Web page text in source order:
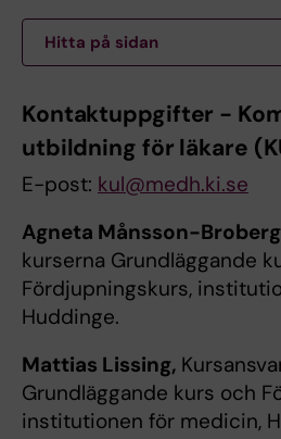
Hitta på sidan
Kontaktuppgifter -
utbildning för läkare
E-post: kul@medh.ki.se
Agneta Månsson-Broberg
kurserna Grundläggande
Fördjupningskurs,
Huddinge.
Mattias Lissing,
Grundläggande kurs och
institutionen för medicin,